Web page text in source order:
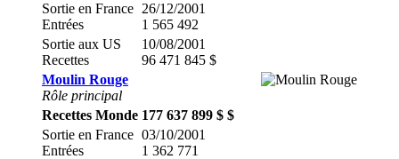
Sortie en France
Entrées
26/12/2001
1 565 492
Sortie aux US
Recettes
10/08/2001
96 471 845 $
Moulin Rouge
Rôle principal
Recettes Monde 177 637 899 $ $
Sortie en France
Entrées
03/10/2001
1 362 771